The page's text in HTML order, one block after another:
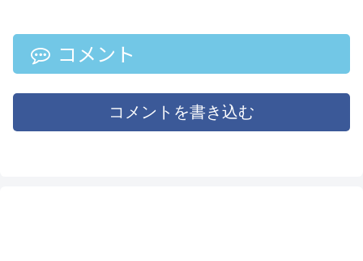
の原料ってなに？次に買い
占めが起きるならなにが？
などの謎に迫る！？
ところ、5,430円にプライス
で購入可能です。
コメント
コメントを書き込む